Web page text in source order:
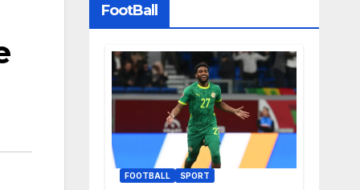
FootBall
FOOTBALL SPORT